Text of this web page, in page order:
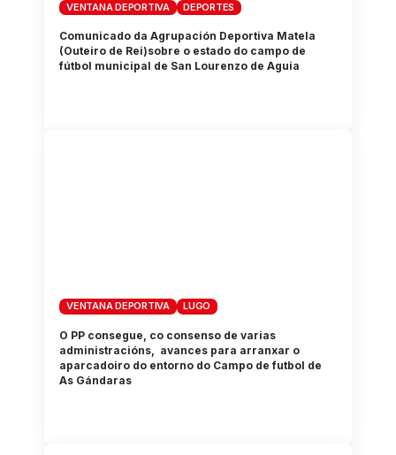
VENTANA DEPORTIVA DEPORTES
Comunicado da Agrupación Deportiva Matela
(Outeiro de Rei)sobre o estado do campo de
fútbol municipal de San Lourenzo de Aguia
VENTANA DEPORTIVA LUGO
O PP consegue, co consenso de varias
administracións, avances para arranxar o
aparcadoiro do entorno do Campo de futbol de
As Gándaras